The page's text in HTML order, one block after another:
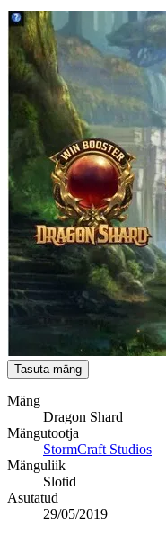
Tasuta mäng
Mäng
Dragon Shard
Mängutootja
StormCraft Studios
Mänguliik
Slotid
Asutatud
29/05/2019